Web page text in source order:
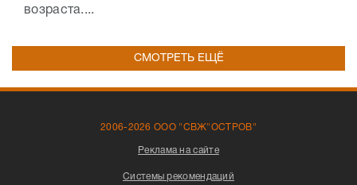
возраста....
СМОТРЕТЬ ЕЩЁ
2006-2026 ООО "СВЖ"ОСТРОВ"
Реклама на сайте
Системы рекомендаций